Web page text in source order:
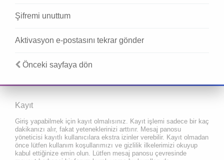
Şifremi unuttum
Aktivasyon e-postasını tekrar gönder
Önceki sayfaya dön
Kayıt
Giriş yapabilmek için kayıt olmalısınız. Kayıt işlemi sadece bir kaç
dakikanızı alır, fakat yeteneklerinizi arttırır. Mesaj panosu
yöneticisi kayıtlı kullanıcılara ekstra izinler verebilir. Kayıt olmadan
önce lütfen kullanım koşullarımızı ve gizlilik ilkelerimizi okuyup
kabul ettiğinize emin olun. Lütfen mesaj panosu çevresinde